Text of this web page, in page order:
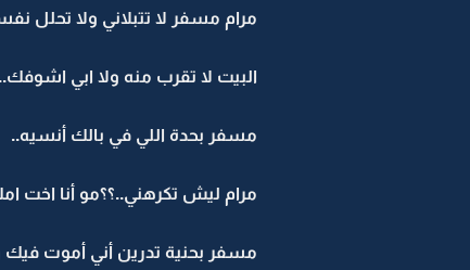
مرام مسفر لا تتبلاني ولا تحلل
البيت لا تقرب منه ولا ابي اشوفك..
مسفر بحدة اللي في بالك أنسيه..
مرام ليش تكرهني..؟؟مو أنا اخت
مسفر بحنية تدرين أني أموت فيك